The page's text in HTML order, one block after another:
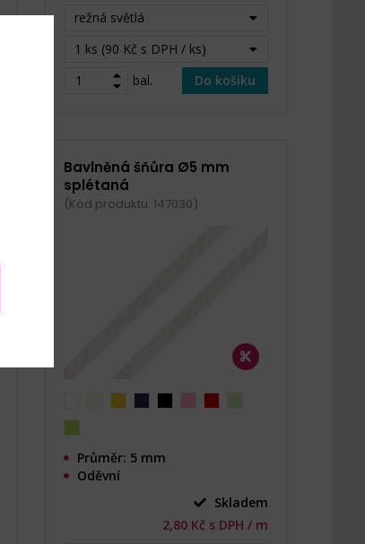
režná světlá
1 ks (90 Kč s DPH / ks)
bal.
Do košíku
Bavlněná šňůra Ø5 mm
splétaná
(Kód produktu: 147030)
Průměr: 5 mm
Oděvní
Skladem
2,80 Kč s DPH / m